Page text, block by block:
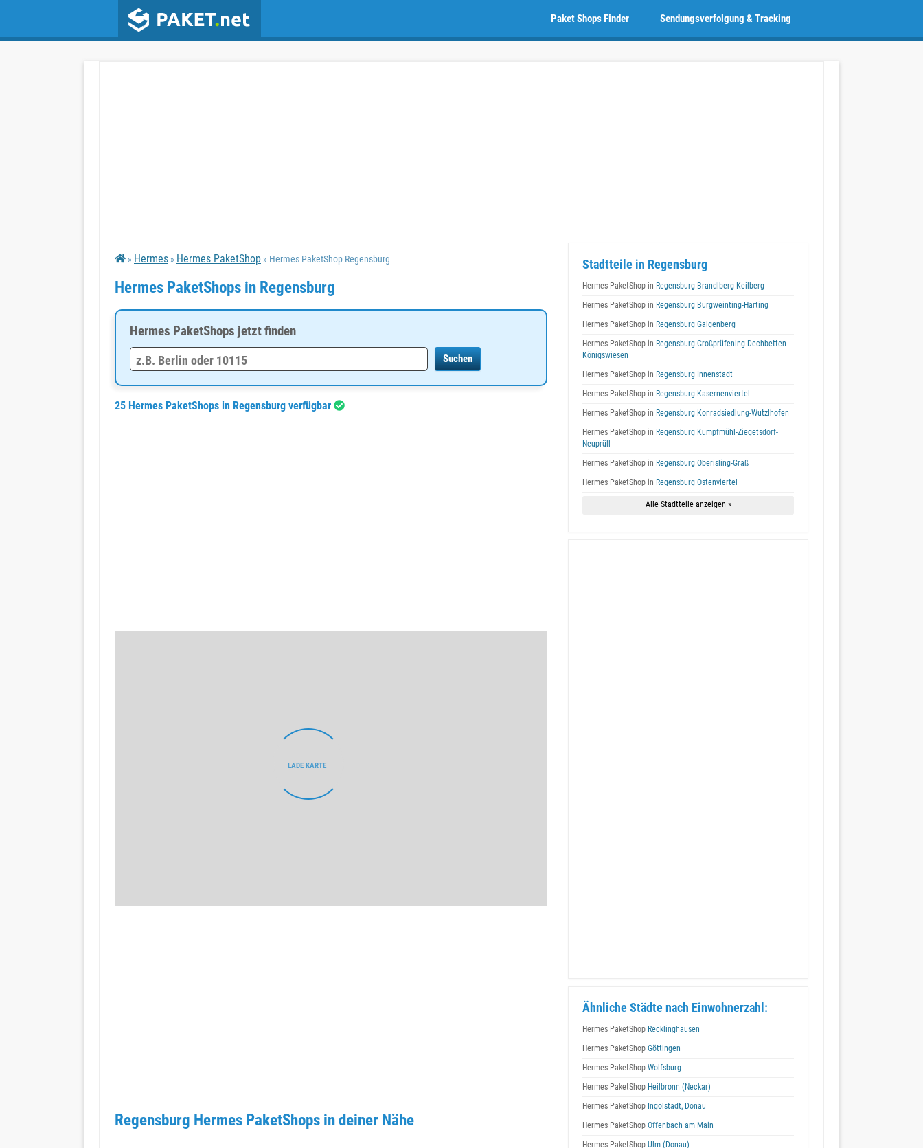
Sendungsverfolgung & Tracking
Paket Shops Finder
» Hermes » Hermes PaketShop » Hermes PaketShop Regensburg
Hermes PaketShops in Regensburg
Hermes PaketShops jetzt finden
25 Hermes PaketShops in Regensburg verfügbar
Regensburg Hermes PaketShops in deiner Nähe
Stadtteile in Regensburg
Hermes PaketShop in Regensburg Brandlberg-Keilberg
Hermes PaketShop in Regensburg Burgweinting-Harting
Hermes PaketShop in Regensburg Galgenberg
Hermes PaketShop in Regensburg Großprüfening-Dechbetten-
Königswiesen
Hermes PaketShop in Regensburg Innenstadt
Hermes PaketShop in Regensburg Kasernenviertel
Hermes PaketShop in Regensburg Konradsiedlung-Wutzlhofen
Hermes PaketShop in Regensburg Kumpfmühl-Ziegetsdorf-
Neuprüll
Hermes PaketShop in Regensburg Oberisling-Graß
Hermes PaketShop in Regensburg Ostenviertel
Alle Stadtteile anzeigen »
Ähnliche Städte nach Einwohnerzahl:
Hermes PaketShop Recklinghausen
Hermes PaketShop Göttingen
Hermes PaketShop Wolfsburg
Hermes PaketShop Heilbronn (Neckar)
Hermes PaketShop Ingolstadt, Donau
Hermes PaketShop Offenbach am Main
Hermes PaketShop Ulm (Donau)